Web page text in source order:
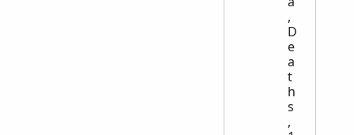
,
D
e
a
t
h
s
,